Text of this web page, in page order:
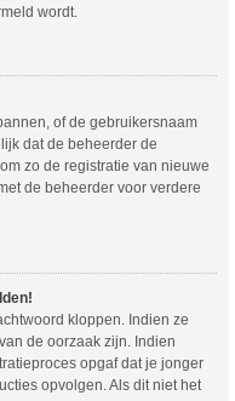
wordt.
of de gebruikersnaam
dat de beheerder de
zo de registratie van nieuwe
de beheerder voor verdere
kloppen. Indien ze
de oorzaak zijn. Indien
opgaf dat je jonger
opvolgen. Als dit niet het